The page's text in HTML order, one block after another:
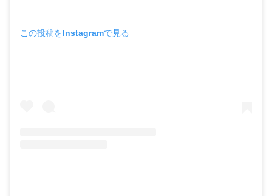
この投稿をInstagramで見る